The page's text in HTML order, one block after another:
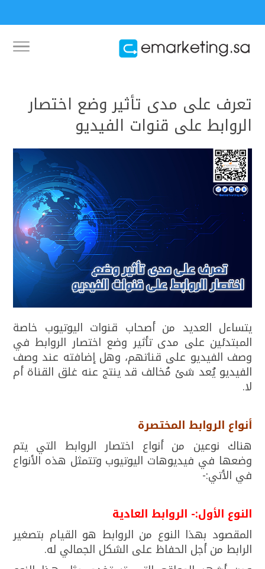
تعرف على مدى تأثير وضع اختصار
الروابط على قنوات الفيديو
يتساءل العديد من أصحاب قنوات اليوتيوب خاصة
المبتدئين على مدى تأثير وضع اختصار الروابط في
وصف الفيديو على قناتهم، وهل إضافته عند وصف
الفيديو يُعد شئ مُخالف قد ينتج عنه غلق القناة أم
لا.
أنواع الروابط المختصرة
هناك نوعين من أنواع اختصار الروابط التي يتم
وضعها في فيديوهات اليوتيوب وتتمثل هذه الأنواع
في الأتي:-
النوع الأول:- الروابط العادية
المقصود بهذا النوع من الروابط هو القيام بتصغير
الرابط من أجل الحفاظ على الشكل الجمالي له.